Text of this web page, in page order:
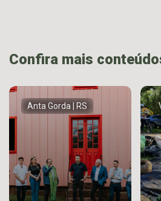
Confira mais
Anta Gorda | RS